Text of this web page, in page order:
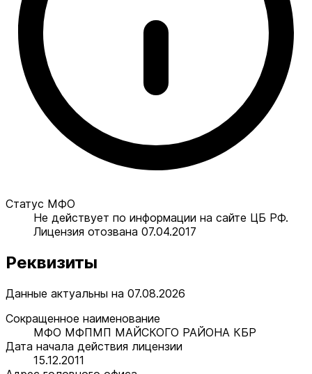
Статус МФО
Не действует по информации на сайте ЦБ РФ.
Лицензия отозвана 07.04.2017
Реквизиты
Данные актуальны на 07.08.2026
Сокращенное наименование
МФО МФПМП МАЙСКОГО РАЙОНА КБР
Дата начала действия лицензии
15.12.2011